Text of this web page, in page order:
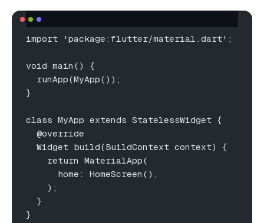
import 'package:flutter/material.dart';
void main() {
  runApp(MyApp());
}
class MyApp extends StatelessWidget {
  @override
  Widget build(BuildContext context) {
    return MaterialApp(
      home: HomeScreen(),
    );
  }
}